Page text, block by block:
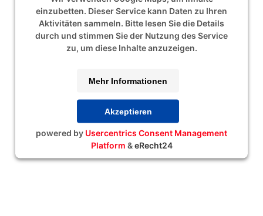
einzubetten. Dieser Service kann Daten zu Ihren
Aktivitäten sammeln. Bitte lesen Sie die Details
durch und stimmen Sie der Nutzung des Service
zu, um diese Inhalte anzuzeigen.
Mehr Informationen
Akzeptieren
powered by Usercentrics Consent Management
Platform &eRecht24